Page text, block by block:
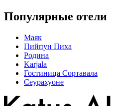
Популярные отели
Маяк
Пийпун Пиха
Родина
Karjala
Гостиница Сортавала
Сеурахуоне